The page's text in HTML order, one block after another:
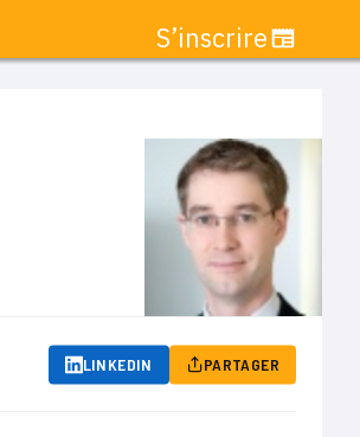
S’inscrire
LINKEDIN PARTAGER